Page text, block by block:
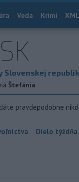
Veda Krimi
Slovenskej
Štefánia
pravdepodobne
Dielo týždňa